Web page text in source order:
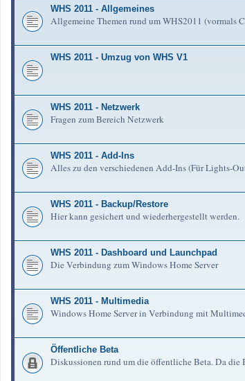
WHS 2011 - Allgemeines
Allgemeine Themen rund um WHS2011 (vormals
WHS 2011 - Umzug von WHS V1
WHS 2011 - Netzwerk
Fragen zum Bereich Netzwerk
WHS 2011 - Add-Ins
Alles zu den verschiedenen Add-Ins (Für Lights-
WHS 2011 - Backup/Restore
Hier kann gesichert und wiederhergestellt werden.
WHS 2011 - Dashboard und Launchpad
Die Verbindung zum Windows Home Server
WHS 2011 - Multimedia
Windows Home Server in Verbindung mit
Öffentliche Beta
Diskussionen rund um die öffentliche Beta. Da die